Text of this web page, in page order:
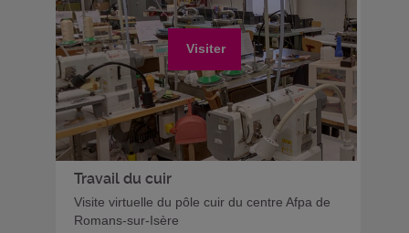
Visiter
Travail du cuir
Visite virtuelle du pôle cuir du centre Afpa de
Romans-sur-Isère